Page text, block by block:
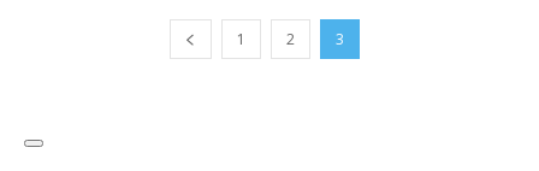
1 2 3